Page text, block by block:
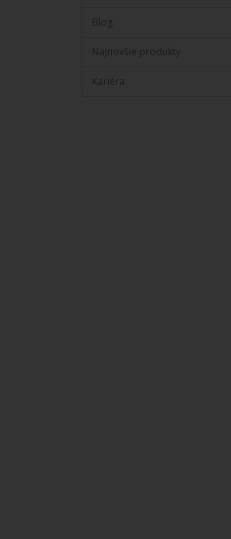
Blog
Najnovšie produkty
Kariéra